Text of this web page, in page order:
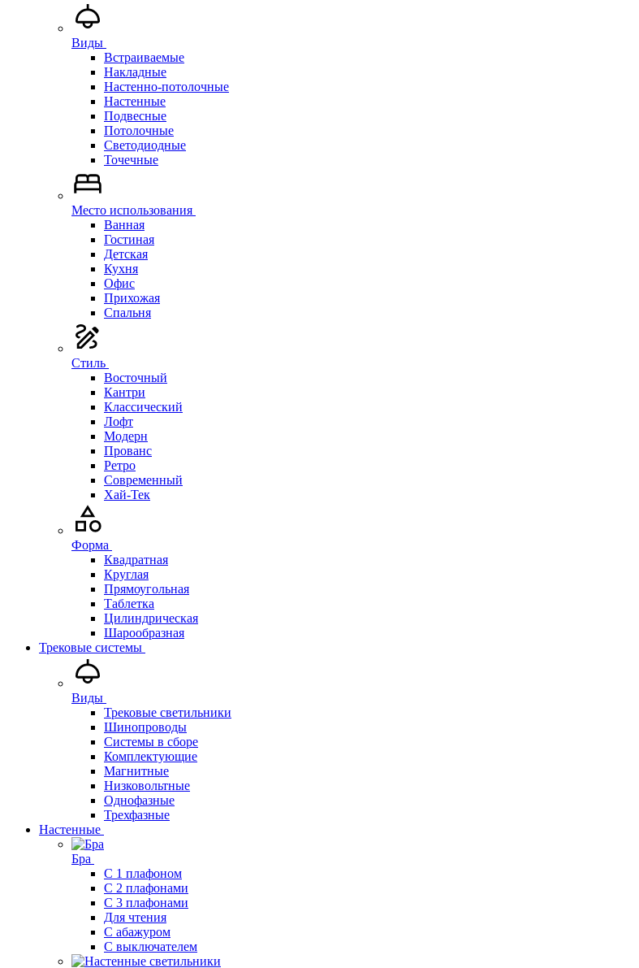
Виды
Встраиваемые
Накладные
Настенно-потолочные
Настенные
Подвесные
Потолочные
Светодиодные
Точечные
Место использования
Ванная
Гостиная
Детская
Кухня
Офис
Прихожая
Спальня
Стиль
Восточный
Кантри
Классический
Лофт
Модерн
Прованс
Ретро
Современный
Хай-Тек
Форма
Квадратная
Круглая
Прямоугольная
Таблетка
Цилиндрическая
Шарообразная
Трековые системы
Виды
Трековые светильники
Шинопроводы
Системы в сборе
Комплектующие
Магнитные
Низковольтные
Однофазные
Трехфазные
Настенные
Бра
С 1 плафоном
С 2 плафонами
С 3 плафонами
Для чтения
С абажуром
С выключателем